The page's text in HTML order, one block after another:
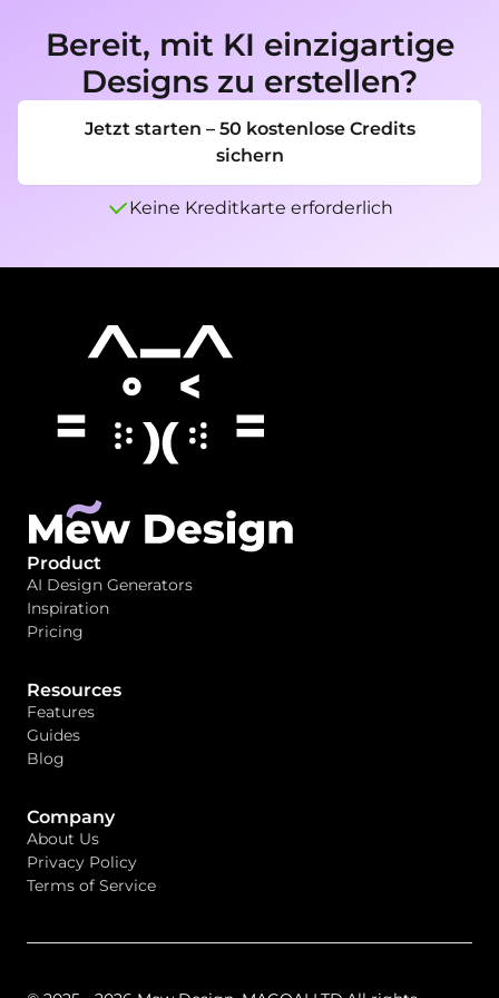
Verfügbarkeit, Produktansprüche,
Kontaktdaten und Käuferbedingungen, bevor
du sie veröffentlichst, druckst oder versendest.
Bereit, mit KI einzigartige
Designs zu erstellen?
Jetzt starten – 50 kostenlose Credits
sichern
Keine Kreditkarte erforderlich
Product
AI Design Generators
Inspiration
Pricing
Resources
Features
Guides
Blog
Company
About Us
Privacy Policy
Terms of Service